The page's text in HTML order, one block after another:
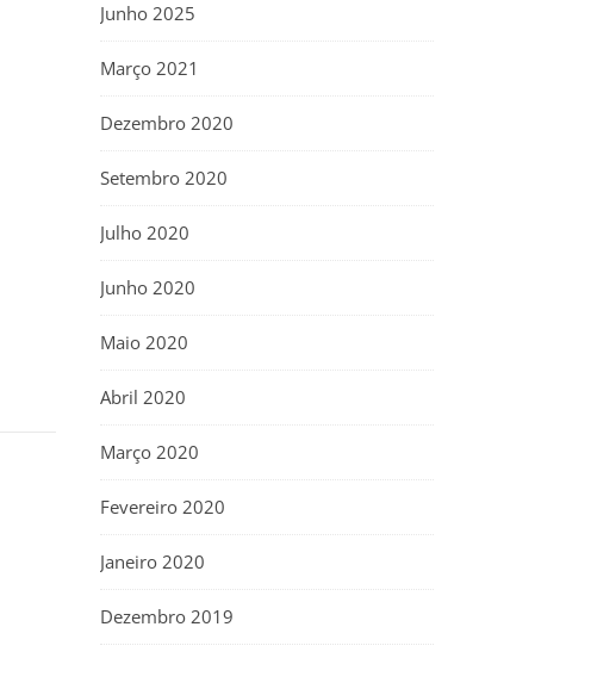
Junho 2025
Março 2021
Dezembro 2020
Setembro 2020
Julho 2020
Junho 2020
Maio 2020
Abril 2020
Março 2020
Fevereiro 2020
Janeiro 2020
Dezembro 2019